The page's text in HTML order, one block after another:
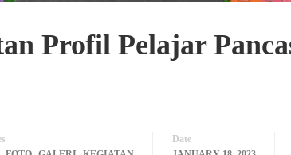
Profil Pelajar
Date